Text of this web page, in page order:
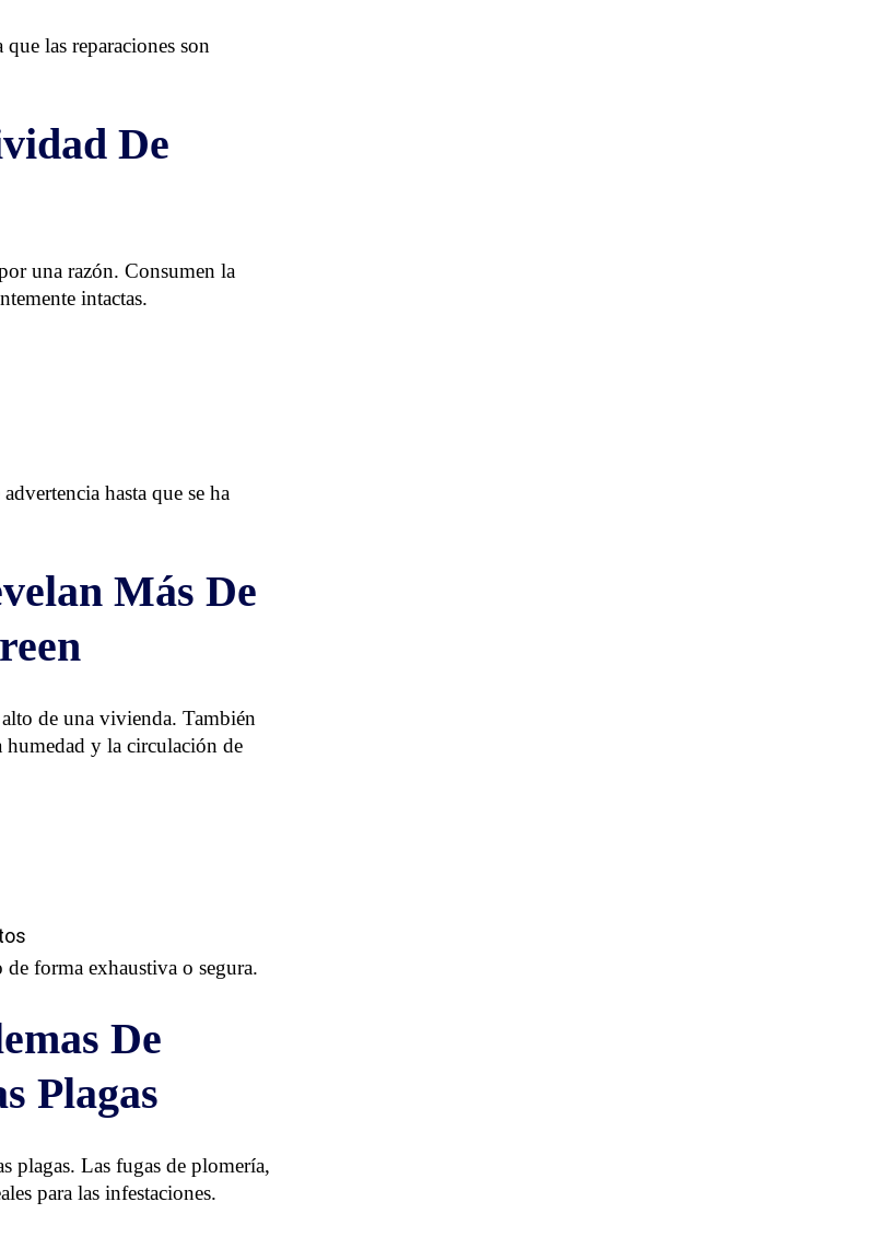
las reparaciones son
De
una razón. Consumen la
intactas.
hasta que se ha
Más De
alto de una vivienda. También
humedad y la circulación de
de forma exhaustiva o segura.
De
Plagas
plagas. Las fugas de plomería,
para las infestaciones.